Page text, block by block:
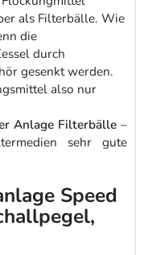
als Filterbälle. Wie
die
durch
gesenkt werden.
also nur
Anlage Filterbälle –
sehr gute
Speed